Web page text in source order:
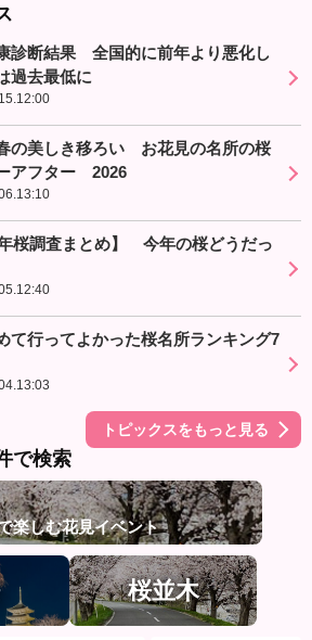
診断結果 全国的に前年より悪化し
過去最低に
の美しき移ろい お花見の名所の桜
アフター 2026
年桜調査まとめ】 今年の桜どうだっ
て行ってよかった桜名所ランキング7
トピックスをもっと見る
で検索
楽しむ花見イベント
桜並木